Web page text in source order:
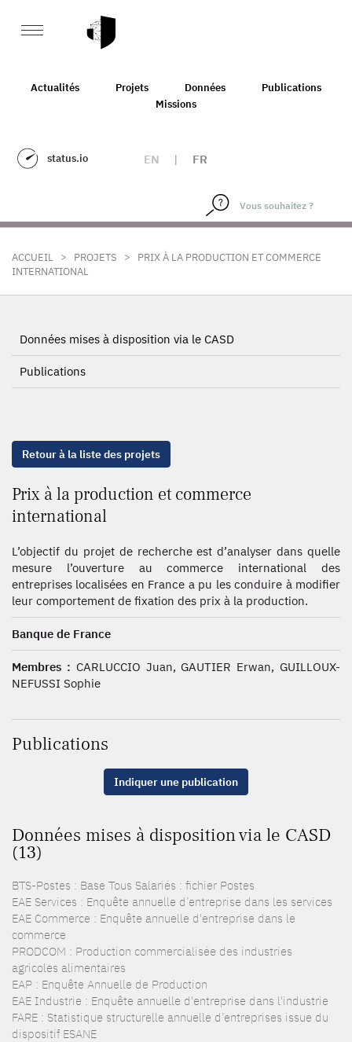
Actualités Projets Données
Publications
Missions
status.io EN | FR
ACCUEIL > PROJETS >
PRIX À LA PRODUCTION ET COMMERCE
INTERNATIONAL
Données mises à disposition via le CASD
Publications
Retour à la liste des projets
Prix à la production et commerce
international
L’objectif du projet de recherche est d’analyser dans quelle
mesure l’ouverture au commerce international des
entreprises localisées en France a pu les conduire à modifier
leur comportement de fixation des prix à la production.
Banque de France
Membres : CARLUCCIO Juan, GAUTIER Erwan, GUILLOUX-
NEFUSSI Sophie
Publications
Indiquer une publication
Données mises à disposition via le CASD
(13)
BTS-Postes : Base Tous Salariés : fichier Postes
EAE Services : Enquête annuelle d’entreprise dans les services
EAE Commerce : Enquête annuelle d'entreprise dans le
commerce
PRODCOM : Production commercialisée des industries
agricoles alimentaires
EAP : Enquête Annuelle de Production
EAE Industrie : Enquête annuelle d'entreprise dans l'industrie
FARE : Statistique structurelle annuelle d’entreprises issue du
dispositif ESANE